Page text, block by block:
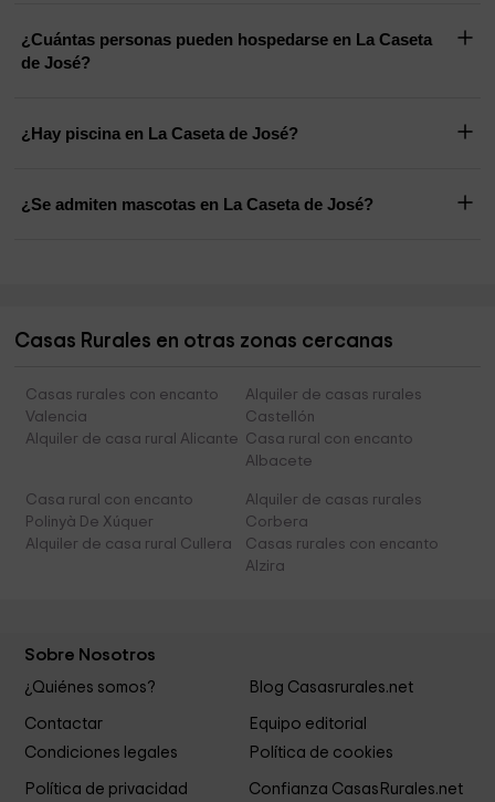
¿Cuántas personas pueden hospedarse en La Caseta
de José?
¿Hay piscina en La Caseta de José?
¿Se admiten mascotas en La Caseta de José?
Casas Rurales en otras zonas cercanas
Casas rurales con encanto
Valencia
Alquiler de casas rurales
Castellón
Alquiler de casa rural Alicante Casa rural con encanto
Albacete
Casa rural con encanto
Polinyà De Xúquer
Alquiler de casas rurales
Corbera
Alquiler de casa rural Cullera
Casas rurales con encanto
Alzira
Sobre Nosotros
¿Quiénes somos? Blog Casasrurales.net
Contactar
Equipo editorial
Condiciones legales
Política de cookies
Política de privacidad Confianza CasasRurales.net